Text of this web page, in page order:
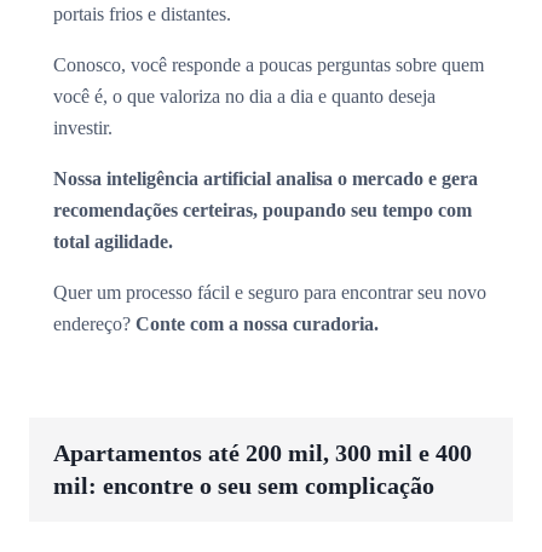
portais frios e distantes.
Conosco, você responde a poucas perguntas sobre quem
você é, o que valoriza no dia a dia e quanto deseja
investir.
Nossa inteligência artificial analisa o mercado e gera
recomendações certeiras, poupando seu tempo com
total agilidade.
Quer um processo fácil e seguro para encontrar seu novo
endereço? Conte com a nossa curadoria.
Apartamentos até 200 mil, 300 mil e 400
mil: encontre o seu sem complicação